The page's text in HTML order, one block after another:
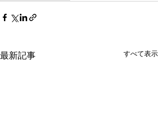
最新記事 すべて表示